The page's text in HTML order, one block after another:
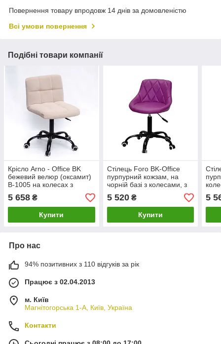
Повернення товару впродовж 14 днів за домовленістю
Всі умови повернення
Подібні товари компанії
Крісло Arno - Office BK
бежевий велюр (оксамит)
В-1005 на колесах з
регулюванням висоти на
чорній базі
5 658 ₴
Купити
Стілець Foro BK-Office
пурпурний кожзам, на
чорній базі з колесами, з
регулюванням висоти
сидіння
5 520₴
Купити
5
Про нас
94% позитивних з 110 відгуків за рік
Працює з 02.04.2013
м. Київ
Магнітогорська 1-А, Київ, Україна
Контакти